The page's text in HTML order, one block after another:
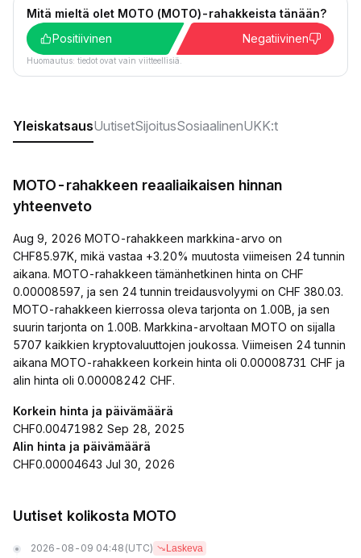
Mitä mieltä olet MOTO (MOTO)-rahakkeista tänään?
Positiivinen
Negatiivinen
Huomautus: tiedot ovat vain viitteellisiä.
YleiskatsausUutisetSijoitusSosiaalinenUKK:t
MOTO-rahakkeen reaaliaikaisen hinnan
yhteenveto
Aug 9, 2026 MOTO-rahakkeen markkina-arvo on
CHF85.97K, mikä vastaa +3.20% muutosta viimeisen 24 tunnin
aikana. MOTO-rahakkeen tämänhetkinen hinta on CHF
0.00008597, ja sen 24 tunnin treidausvolyymi on CHF 380.03.
MOTO-rahakkeen kierrossa oleva tarjonta on 1.00B, ja sen
suurin tarjonta on 1.00B. Markkina-arvoltaan MOTO on sijalla
5707 kaikkien kryptovaluuttojen joukossa. Viimeisen 24 tunnin
aikana MOTO-rahakkeen korkein hinta oli 0.00008731 CHF ja
alin hinta oli 0.00008242 CHF.
Korkein hinta ja päivämäärä
CHF0.00471982 Sep 28, 2025
Alin hinta ja päivämäärä
CHF0.00004643 Jul 30, 2026
Uutiset kolikosta MOTO
2026-08-09 04:48 (UTC) Laskeva